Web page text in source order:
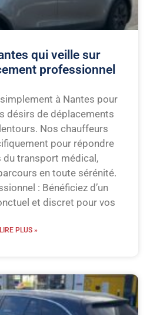
qui veille sur
professionnel
à Nantes pour
désirs de déplacements
Nos chauffeurs
pour répondre
du transport médical,
en toute sérénité.
: Bénéficiez d’un
et discret pour vos
LIRE PLUS »